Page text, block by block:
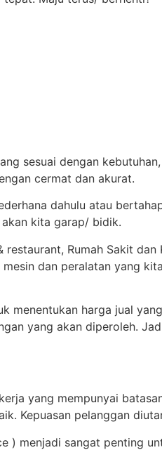
sesuai dengan
cermat dan akurat.
dahulu atau
kita garap/ bidik.
Rumah Sakit dan
dan peralatan yang
menentukan harga jual
yang akan diperoleh.
yang mempunyai
Kepuasan pelanggan
) menjadi sangat penting